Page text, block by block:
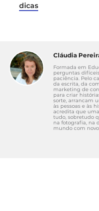
dicas
Cláudia
Formada em
perguntas
paciência. Pelo
da escrita, da
marketing de
para criar
sorte, arrancam
às pessoas e às
acredita que
tudo, sobretudo
na fotografia, na
mundo com